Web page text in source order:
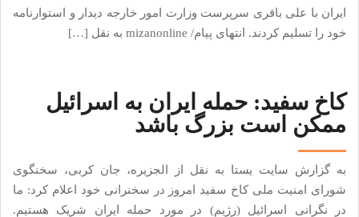
ایران با علی باقری سرپرست وزارت امور خارجه دیدار و استوارنامه
خود را تسلیم کردند. انتهای پیام/ mizanonline به نقل […]
کاخ سفید: حمله ایران به اسرائیل
ممکن است بزرگ باشد
به گزارش سایت یستا به نقل از الجزیره، جان کربی، سخنگوی
شورای امنیت ملی کاخ سفید امروز در سخنرانی خود اعلام کرد: ما
در نگرانی اسرائیل (رژیم) در مورد حمله ایران شریک هستیم.